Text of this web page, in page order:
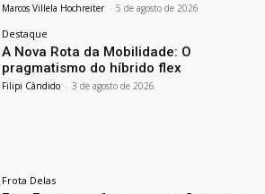
Marcos Villela Hochreiter - 5 de agosto de 2026
Destaque
A Nova Rota da Mobilidade: O
pragmatismo do híbrido flex
Filipi Cândido - 3 de agosto de 2026
Frota Delas